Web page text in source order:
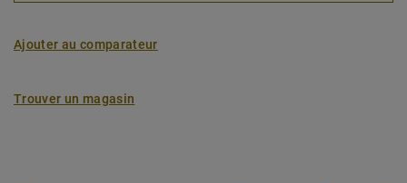
Ajouter au comparateur
Trouver un magasin